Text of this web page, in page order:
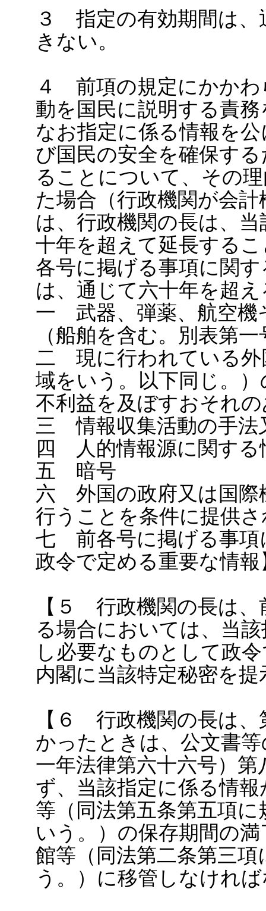
３ 指定の有効期間は、
きない。
４ 前項の規定にかかわ
動を国民に説明する責
なお指定に係る情報を
び国民の安全を確保す
ることについて、その
た場合（行政機関が会
は、行政機関の長は、
十年を超えて延長する
各号に掲げる事項に関
は、通じて六十年を超
一 武器、弾薬、航空機
（船舶を含む。別表第
二 現に行われている外
域をいう。以下同じ。
不利益を及ぼすおそれ
三 情報収集活動の手法
四 人的情報源に関する
五 暗号
六 外国の政府又は国際
行うことを条件に提供
七 前各号に掲げる事項
政令で定める重要な情報
【５ 行政機関の長は
る場合においては、当
し必要なものとして政
内閣に当該特定秘密を
【６ 行政機関の長は
かったときは、公文書
一年法律第六十六号）
ず、当該指定に係る情
等（同法第五条第五項
いう。）の保存期間の
館等（同法第二条第三
う。）に移管しなけれ